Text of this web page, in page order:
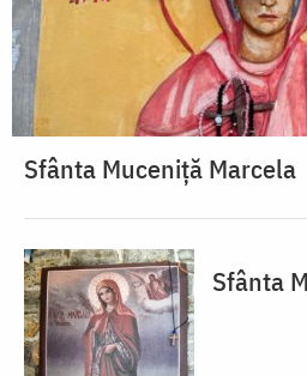
Sfânta Muceniță Marcela
Sfânta